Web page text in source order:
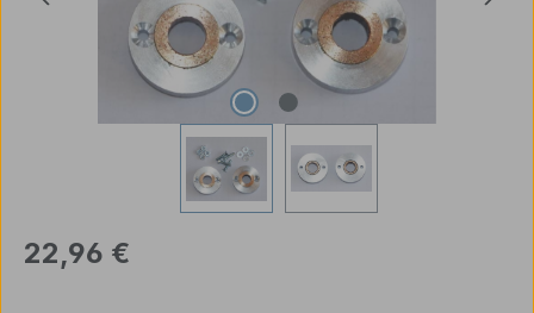
Regulärer Preis:
22,96 €